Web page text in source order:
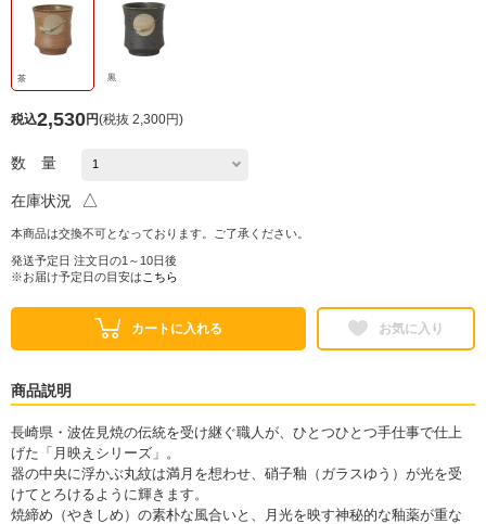
茶 黒
税込2,530円(税抜 2,300円)
数 量
在庫状況 △
本商品は交換不可となっております。ご了承ください。
発送予定日 注文日の1～10日後
※お届け予定日の目安は こちら
カートに入れる お気に入り
商品説明
長崎県・波佐見焼の伝統を受け継ぐ職人が、ひとつひとつ手仕事で仕上
げた「月映えシリーズ」。
器の中央に浮かぶ丸紋は満月を想わせ、硝子釉（ガラスゆう）が光を受
けてとろけるように輝きます。
焼締め（やきしめ）の素朴な風合いと、月光を映す神秘的な釉薬が重な